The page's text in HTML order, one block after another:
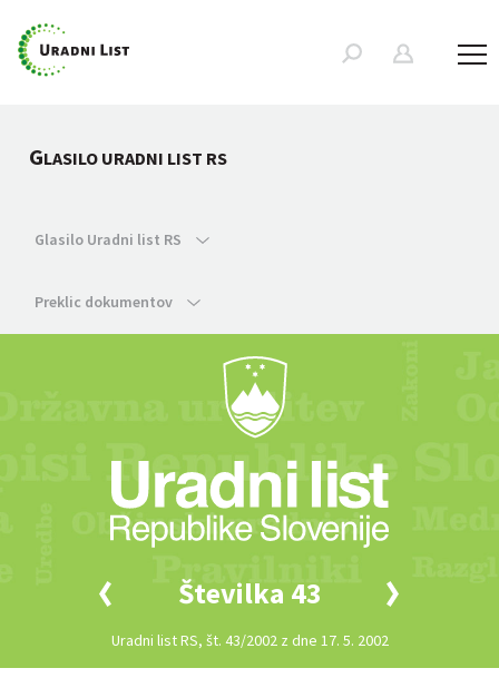
GLASILO URADNI LIST RS
Glasilo Uradni list RS
Preklic dokumentov
Številka 43
Uradni list RS, št. 43/2002 z dne 17. 5. 2002